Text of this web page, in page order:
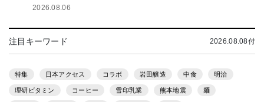
2026.08.06
注目キーワード 2026.08.08付
特集 日本アクセス コラボ 岩田醸造 中食 明治
理研ビタミン コーヒー 雪印乳業 熊本地震 麺